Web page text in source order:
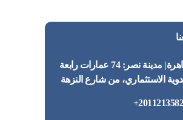
القاهرة| مدينة نصر: 74 عمارات رابعة
الاستثماري، من شارع النزهة